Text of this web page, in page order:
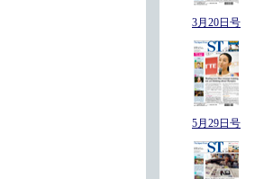
3月20日号
5月29日号